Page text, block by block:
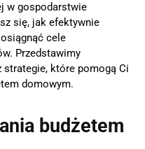
w gospodarstwie
się, jak efektywnie
cele
Przedstawimy
strategie, które pomogą Ci
domowym.
budżetem